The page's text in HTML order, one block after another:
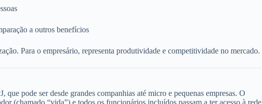
a outros benefícios
Para o empresário, representa produtividade e competitividade no mercado.
pode ser desde grandes companhias até micro e pequenas empresas. O
(chamado “vida”) e todos os funcionários incluídos passam a ter acesso à rede